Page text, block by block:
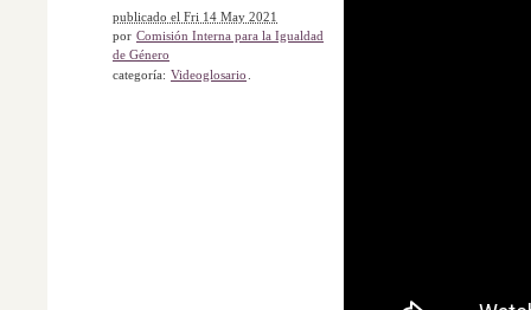
publicado el Fri 14 May 2021
por Comisión Interna para la Igualdad
de Género
categoría: Videoglosario